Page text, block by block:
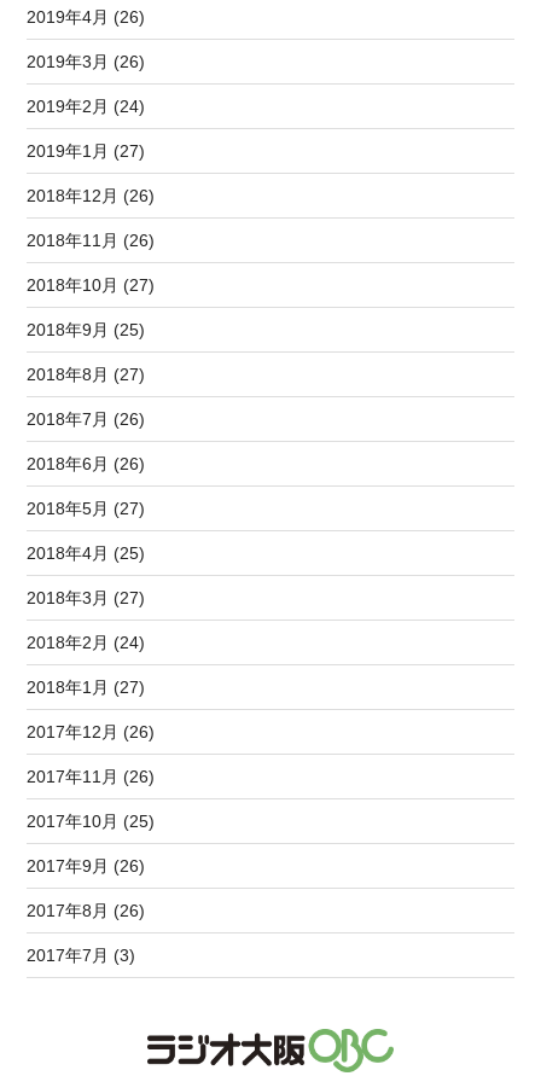
2019年4月 (26)
2019年3月 (26)
2019年2月 (24)
2019年1月 (27)
2018年12月 (26)
2018年11月 (26)
2018年10月 (27)
2018年9月 (25)
2018年8月 (27)
2018年7月 (26)
2018年6月 (26)
2018年5月 (27)
2018年4月 (25)
2018年3月 (27)
2018年2月 (24)
2018年1月 (27)
2017年12月 (26)
2017年11月 (26)
2017年10月 (25)
2017年9月 (26)
2017年8月 (26)
2017年7月 (3)